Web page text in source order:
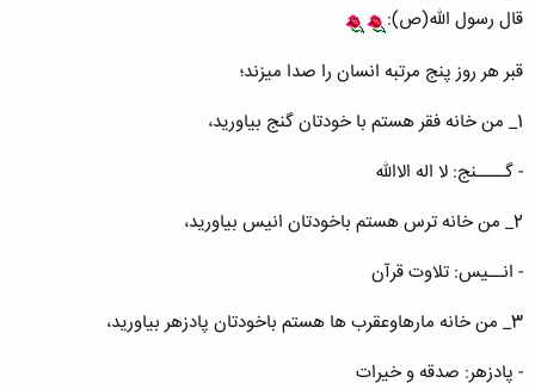
قال رسول الله(ص):
قبر هر روز پنج مرتبه انسان را صدا میزند؛
1_ من خانه فقر هستم با خودتان گنج بیاورید،
- گــــنج: لا اله الاالله
2_ من خانه ترس هستم باخودتان انیس بیاورید،
- انــیس: تلاوت قرآن
3_ من خانه مارهاوعقرب ها هستم باخودتان پادزهر بیاورید،
- پادزهر: صدقه و خیرات